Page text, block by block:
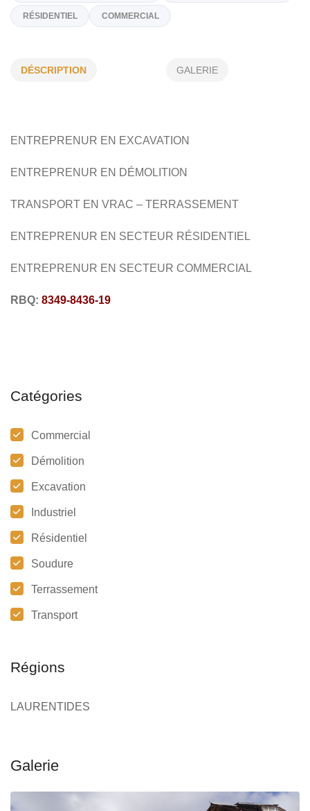
Sur demande
RÉSIDENTIEL COMMERCIAL
DÉSCRIPTION GALERIE
ENTREPRENUR EN EXCAVATION
ENTREPRENUR EN DÉMOLITION
TRANSPORT EN VRAC – TERRASSEMENT
ENTREPRENUR EN SECTEUR RÉSIDENTIEL
ENTREPRENUR EN SECTEUR COMMERCIAL
RBQ: 8349-8436-19
Catégories
Commercial
Démolition
Excavation
Industriel
Résidentiel
Soudure
Terrassement
Transport
Régions
LAURENTIDES